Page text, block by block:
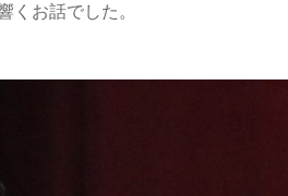
くお話でした。